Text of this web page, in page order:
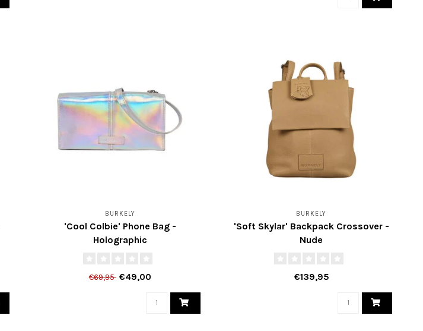
BURKELY
'Cool Colbie' Phone Bag -
Holographic
€69,95 €49,00
BURKELY
'Soft Skylar' Backpack Crossover -
Nude
€139,95